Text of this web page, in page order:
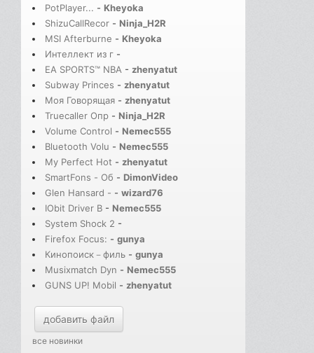
PotPlayer... - Kheyoka
ShizuCallRecor - Ninja_H2R
MSI Afterburne - Kheyoka
Интеллект из г -
EA SPORTS™ NBA - zhenyatut
Subway Princes - zhenyatut
Моя Говорящая - zhenyatut
Truecaller Опр - Ninja_H2R
Volume Control - Nemec555
Bluetooth Volu - Nemec555
My Perfect Hot - zhenyatut
SmartFons - Об - DimonVideo
Glen Hansard - - wizard76
IObit Driver B - Nemec555
System Shock 2 -
Firefox Focus: - gunya
Кинопоиск－филь - gunya
Musixmatch Dyn - Nemec555
GUNS UP! Mobil - zhenyatut
добавить файл
все новинки